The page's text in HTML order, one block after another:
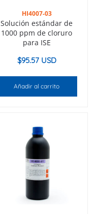
HI4007-03
Solución estándar de
1000 ppm de cloruro
para ISE
$95.57 USD
Añadir al carrito